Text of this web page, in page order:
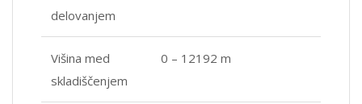
delovanjem
Višina med
skladiščenjem
0 – 12192 m